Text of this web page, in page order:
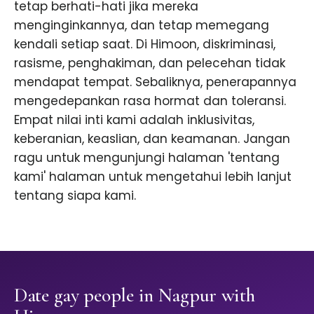
tetap berhati-hati jika mereka
menginginkannya, dan tetap memegang
kendali setiap saat. Di Himoon, diskriminasi,
rasisme, penghakiman, dan pelecehan tidak
mendapat tempat. Sebaliknya, penerapannya
mengedepankan rasa hormat dan toleransi.
Empat nilai inti kami adalah inklusivitas,
keberanian, keaslian, dan keamanan. Jangan
ragu untuk mengunjungi halaman 'tentang
kami' halaman untuk mengetahui lebih lanjut
tentang siapa kami.
Date gay people in Nagpur with